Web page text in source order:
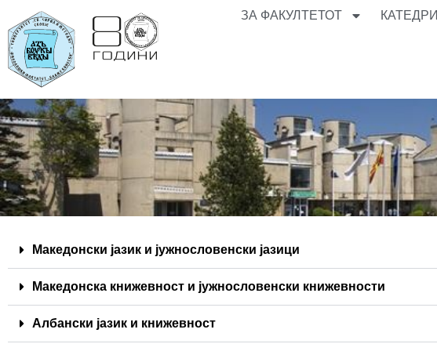
ЗА ФАКУЛТЕТОТ КАТЕДРИ
Македонски јазик и јужнословенски јазици
Македонска книжевност и јужнословенски книжевности
Албански јазик и книжевност